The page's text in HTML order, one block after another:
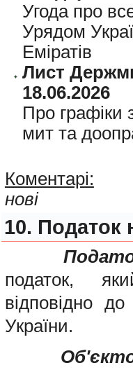
Угода про
Урядом
Емiратiв
Лист
18.06.2026
Про графiки
мит та
Коментарі:
нові
10. Податок
податок,
вiдповiдно
України.